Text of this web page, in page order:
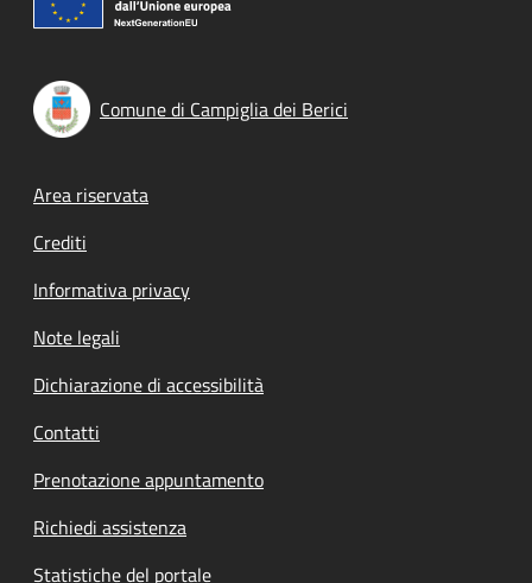
Comune di Campiglia dei Berici
Footer menu
Area riservata
Crediti
Informativa privacy
Note legali
Dichiarazione di accessibilità
Contatti
Prenotazione appuntamento
Richiedi assistenza
Statistiche del portale